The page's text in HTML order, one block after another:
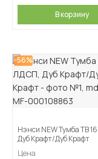
В корзину
-56%
Нэнси NEW Тумба ТВ
Дуб Крафт/Дуб Крафт
Цена